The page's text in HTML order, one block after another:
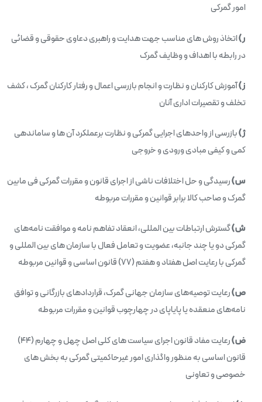
امور گمرکی
ر)اتخاذ روش های مناسب جهت هدایت و راهبری دعاوی حقوقی و قضائی
در رابطه با اهداف و وظایف گمرک
ز)آموزش کارکنان و نظارت و انجام بازرسی اعمال و رفتار کارکنان گمرک ، کشف
تخلف و تقصیرات اداری آنان
ژ)بازرسی از واحدهای اجرایی گمرکی و نظارت برعملکرد آن ها و ساماندهی
کمی و کیفی مبادی ورودی و خروجی
س)رسیدگی و حل اختلافات ناشی از اجرای قانون و مقررات گمرکی فی‌ مابین
گمرک و صاحب کالا برابر قوانین و مقررات مربوطه
ش)گسترش ارتباطات بین المللی، انعقاد تفاهم نامه و موافقت نامه‌های
گمرکی دو یا چند جانبه، عضویت و تعامل فعال با سازمان های بین المللی و
گمرکی با رعایت اصل هفتاد و هفتم (۷۷) قانون اساسی و قوانین مربوطه
ص)رعایت توصیه‌های سازمان جهانی گمرک، قراردادهای بازرگانی و توافق
نامه‌های منعقده یا پایاپای در چهارچوب قوانین و مقررات مربوطه
ض)
رعایت مفاد قانون اجرای سیاست های کلی اصل چهل و چهارم (۴۴)
قانون اساسی به‌ منظور واگذاری امور غیرحاکمیتی گمرکی به بخش های
خصوصی و تعاونی